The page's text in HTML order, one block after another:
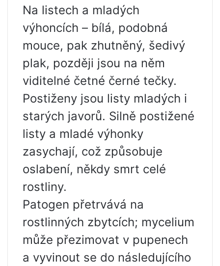
Na listech a mladých
výhoncích – bílá, podobná
mouce, pak zhutněný, šedivý
plak, později jsou na něm
viditelné četné černé tečky.
Postiženy jsou listy mladých i
starých javorů. Silně postižené
listy a mladé výhonky
zasychají, což způsobuje
oslabení, někdy smrt celé
rostliny.
Patogen přetrvává na
rostlinných zbytcích; mycelium
může přezimovat v pupenech
a vyvinout se do následujícího